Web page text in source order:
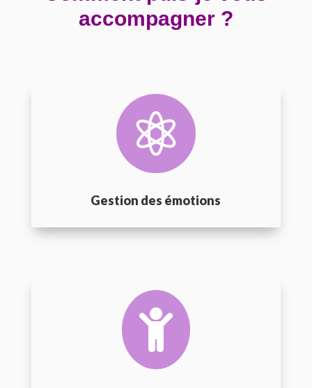
accompagner ?

Gestion des émotions
